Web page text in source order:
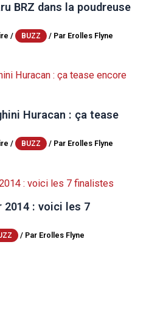
BRZ dans la poudreuse
/ BUZZ / Par Erolles Flyne
Huracan : ça tease
/ BUZZ / Par Erolles Flyne
2014 : voici les 7
/ Par Erolles Flyne